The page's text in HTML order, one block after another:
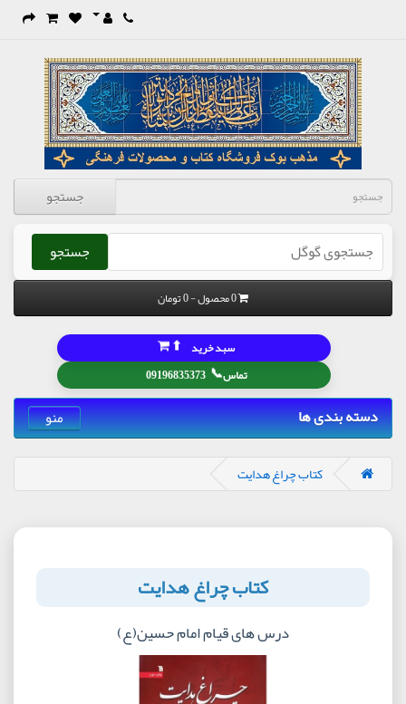
جستجو
جستجو
0 محصول - 0 تومان
تماس📞
09196835373
سبد خرید ⬆
دسته بندی ها منو
کتاب چراغ هدایت
کتاب چراغ هدایت
درس های قیام امام حسین(ع)